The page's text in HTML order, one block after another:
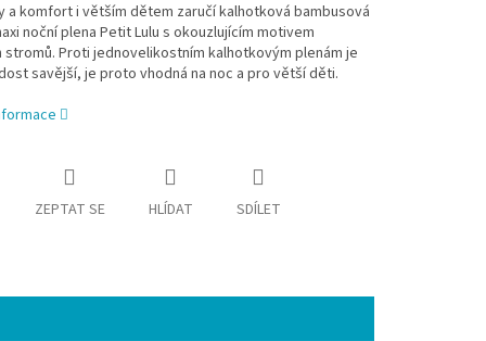
a komfort i větším dětem zaručí kalhotková bambusová
noční plena Petit Lulu s okouzlujícím motivem
stromů. Proti jednovelikostním kalhotkovým plenám je
savější, je proto vhodná na noc a pro větší děti.
ZEPTAT SE HLÍDAT SDÍLET